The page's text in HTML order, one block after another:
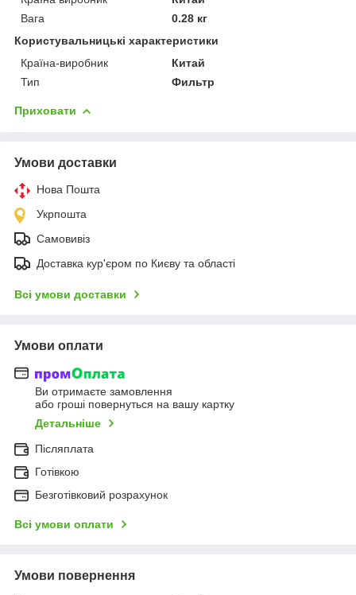
Вага
0.28 кг
Користувальницькі характеристики
Країна-виробник
Китай
Тип
Фильтр
Приховати
Умови доставки
Нова Пошта
Укрпошта
Самовивіз
Доставка кур'єром по Києву та області
Всі умови доставки
Умови оплати
Ви отримаєте замовлення
або гроші повернуться на вашу картку
Детальніше
Післяплата
Готівкою
Безготівковий розрахунок
Всі умови оплати
Умови повернення